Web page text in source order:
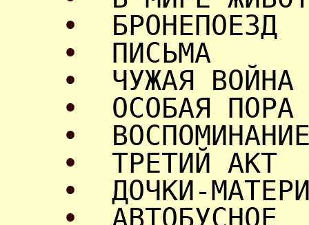
• БРОНЕПОЕЗД
• ПИСЬМА
• ЧУЖАЯ ВОЙНА
• ОСОБАЯ ПОРА
•
• ТРЕТИЙ АКТ
• ДОЧКИ-
• АВТОБУСНОЕ